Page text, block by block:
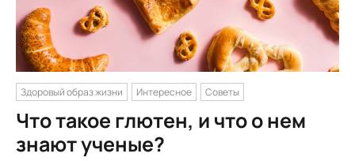
Здоровый образ жизни Интересное Советы
Что такое глютен, и что о нем
знают ученые?